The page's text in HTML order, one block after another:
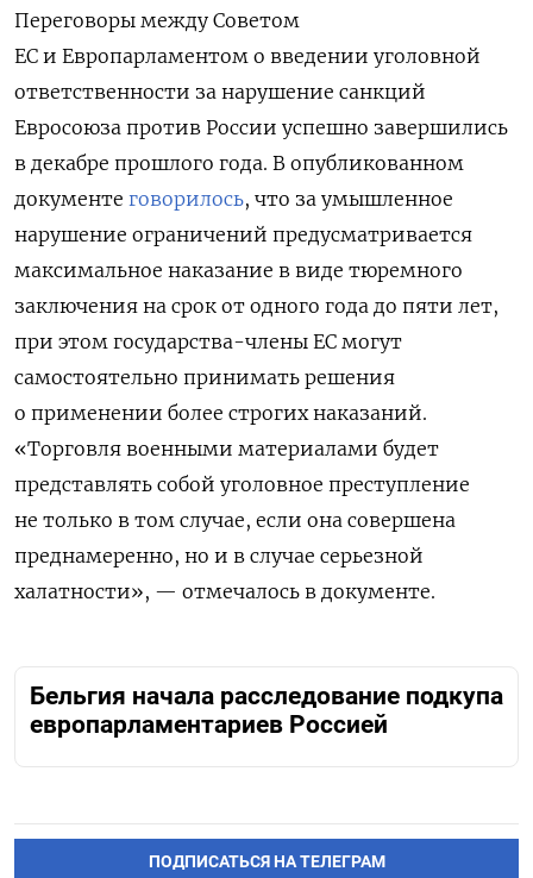
Переговоры между Советом
ЕС и Европарламентом о введении уголовной
ответственности за нарушение санкций
Евросоюза против России успешно завершились
в декабре прошлого года. В опубликованном
документе говорилось, что за умышленное
нарушение ограничений предусматривается
максимальное наказание в виде тюремного
заключения на срок от одного года до пяти лет,
при этом государства-члены ЕС могут
самостоятельно принимать решения
о применении более строгих наказаний.
«Торговля военными материалами будет
представлять собой уголовное преступление
не только в том случае, если она совершена
преднамеренно, но и в случае серьезной
халатности», — отмечалось в документе.
Бельгия начала расследование подкупа
европарламентариев Россией
ПОДПИСАТЬСЯ НА ТЕЛЕГРАМ